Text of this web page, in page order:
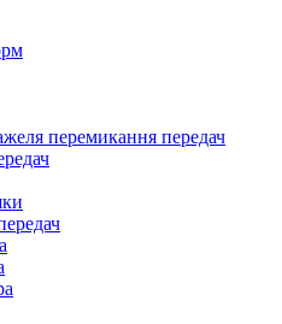
перемикання передач